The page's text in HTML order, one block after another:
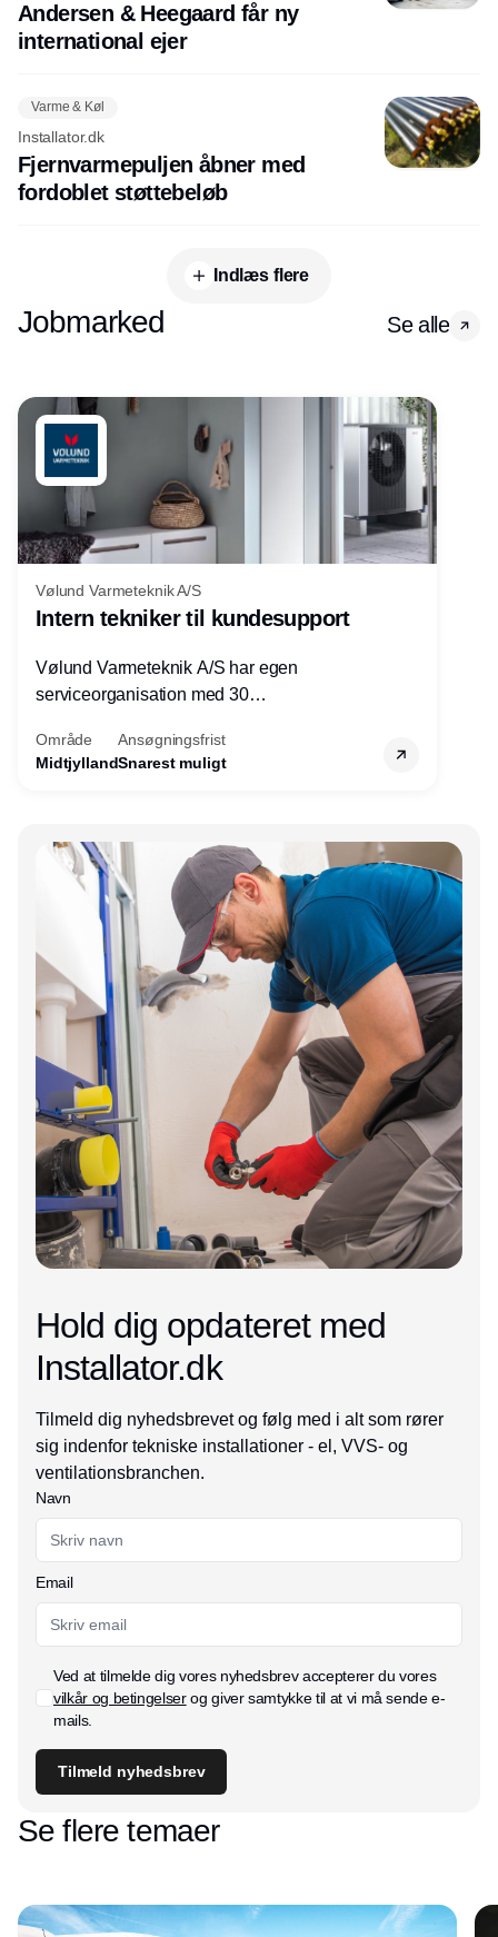
Andersen & Heegaard får ny
international ejer
Varme & Køl
Installator.dk
Fjernvarmepuljen åbner med
fordoblet støttebeløb
Indlæs flere
Jobmarked Se alle
Vølund Varmeteknik A/S
Intern tekniker til kundesupport
Vølund Varmeteknik A/S har egen
serviceorganisation med 30
søger nu endnu en teknisk kollega - denne
gang til kundesupport på kontoret i Herning.
Område
Midtjylland
Ansøgningsfrist
Snarest muligt
Annonce
Hold dig opdateret med
Installator.dk
Tilmeld dig nyhedsbrevet og følg med i alt som rører
sig indenfor tekniske installationer - el, VVS- og
ventilationsbranchen.
Navn
Email
Ved at tilmelde dig vores nyhedsbrev accepterer du vores
vilkår og betingelserog giver samtykke til at vi må sende e-
mails.
Tilmeld nyhedsbrev
Se flere temaer